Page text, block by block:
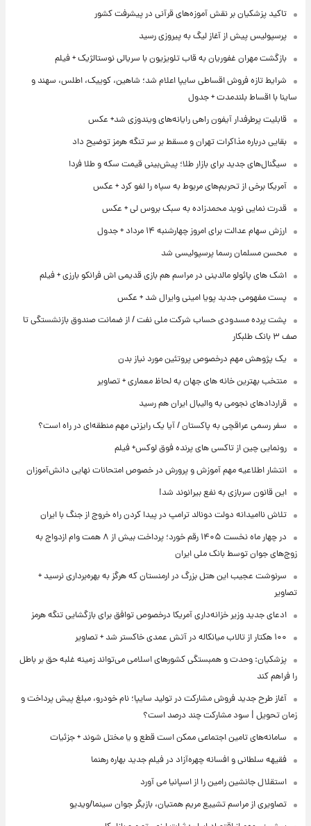
تاکید پزشکیان بر نقش آموزه‌های قرآنی در پیشرفت کشور
پرسپولیس پیش از آغاز لیگ به پیروزی رسید
بازگشت مهران غفوریان به قاب تلویزیون با سریالی نوستالژیک + فیلم
شرایط تازه فروش اقساطی سایپا اعلام شد؛ شاهین، کوییک، اطلس، سهند و
ساینا با اقساط بلندمدت + جدول
قابلیت پرطرفدار آیفون راهی رایانه‌های ویندوزی شد+ عکس
بقایی درباره مذاکرات تهران و مسقط بر سر تنگه هرمز توضیح داد
سیگنال‌های جدید برای بازار طلا؛ پیش‌بینی قیمت سکه و طلا فردا
آمریکا برخی از تحریم‌های مربوط به سپاه را لغو کرد + عکس
قدرت نمایی نوید محمدزاده به سبک بروس لی + عکس
ارزش سهام عدالت برای امروز چهارشنبه ۱۴ مرداد + جدول
محسن مسلمان رسما پرسپولیسی شد
اشک های پائولو مالدینی در مراسم هم بازی قدیمی اش فرانکو بارزی + فیلم
پست مفهومی جدید پویا امینی وایرال شد + عکس
پشت پرده‌ مسدودی حساب شرکت ملی نفت / از ضمانت صندوق بازنشستگی تا
صف ۳ بانک طلبکار
یک پژوهش مهم درخصوص پروتئین مورد نیاز بدن
منتخب بهترین خانه های جهان به لحاظ معماری + تصاویر
قراردادهای نجومی به والیبال ایران هم رسید
سفر رسمی عراقچی به پاکستان / آیا یک رایزنی مهم منطقه‌ای در راه است؟
رونمایی چین از تاکسی های پرنده فوق لوکس+ فیلم
انتشار اطلاعیه مهم آموزش و پرورش در خصوص امتحانات نهایی دانش‌آموزان
این قانون سربازی به نفع بیرانوند شد!
تلاش ناامیدانه‌ دولت دونالد ترامپ در پیدا کردن راه خروج از جنگ با ایران
در چهار ماه نخست ۱۴۰۵ رقم خورد؛ پرداخت بیش از ۸ همت وام ازدواج به
زوج‌های جوان توسط بانک ملی ایران
سرنوشت عجیب این هتل بزرگ در ارمنستان که هرگز به بهره‌برداری نرسید +
تصاویر
ادعای جدید وزیر خزانه‌داری آمریکا درخصوص توافق برای بازگشایی تنگه هرمز
۱۰۰ هکتار از تالاب میانکاله در آتش عمدی خاکستر شد + تصاویر
پزشکیان: وحدت و همبستگی کشورهای اسلامی می‌تواند زمینه غلبه حق بر باطل
را فراهم کند
آغاز طرح جدید فروش مشارکت در تولید سایپا؛ نام خودرو، مبلغ پیش پرداخت و
زمان تحویل | سود مشارکت چند درصد است؟
سامانه‌های تامین اجتماعی ممکن است قطع و یا مختل شوند + جزئیات
فقیهه سلطانی و افسانه چهره‌آزاد در فیلم جدید بهاره رهنما
استقلال جانشین رامین را از اسپانیا می آورد
تصاویری از مراسم تشییع مریم همتیان، بازیگر جوان سینما/ویدیو